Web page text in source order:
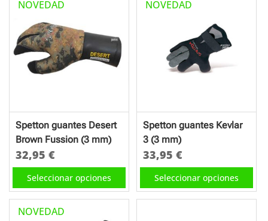
variantes.
Las
opciones
la
página
de
producto
NOVEDAD
Spetton guantes Desert
Brown Fussion (3 mm)
32,95 €
Seleccionar opciones
Este
producto
tiene
NOVEDAD
Spetton guantes Kevlar
3 (3 mm)
33,95€
Seleccionar opciones
Este
producto
tiene
NOVEDAD